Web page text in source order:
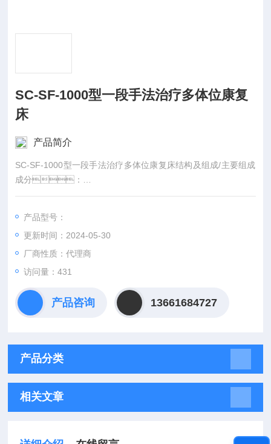
SC-SF-1000型一段手法治疗多体位康复
床
产品简介
SC-SF-1000型一段手法治疗多体位康复床结构及组成/主要组成
成分：
多体位康复床由床架、机械支撑部件、电动控制
产品型号：
更新时间：2024-05-30
厂商性质：代理商
访问量：431
产品咨询 13661684727
产品分类
相关文章